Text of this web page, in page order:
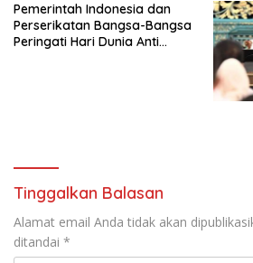
Pemerintah Indonesia dan
Perserikatan Bangsa-Bangsa
Peringati Hari Dunia Anti
Tinggalkan Balasan
Alamat email Anda tidak akan
ditandai *